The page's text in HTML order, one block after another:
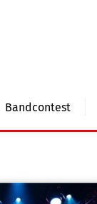
Bandcontest